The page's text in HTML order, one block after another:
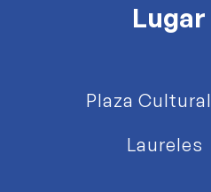
Lugar
Plaza
Laureles